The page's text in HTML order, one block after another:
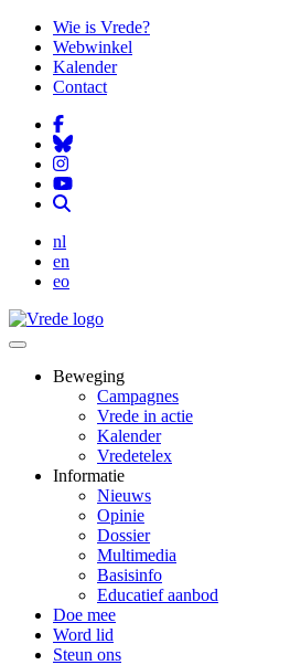
Overslaan
naar
gaan
Wie is Vrede?
Webwinkel
Kalender
Contact
nl
en
eo
Beweging
Campagnes
Vrede in actie
Kalender
Vredetelex
Informatie
Nieuws
Opinie
Dossier
Multimedia
Basisinfo
Educatief aanbod
Doe mee
Word lid
Steun ons